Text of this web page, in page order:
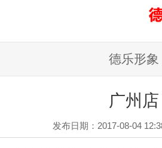
德乐形象
广州店
发布日期：2017-08-04